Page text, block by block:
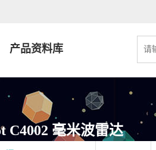
产品资料库
C4002 毫米波雷达